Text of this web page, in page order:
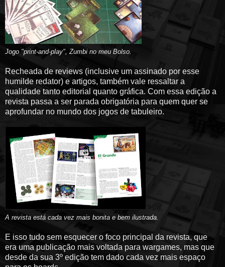
Jogo "print-and-play", Zumbi no meu Bolso.
Recheada de reviews (inclusive um assinado por esse
humilde redator) e artigos, também vale ressaltar a
qualidade tanto editorial quanto gráfica. Com essa edição a
revista passa a ser parada obrigatória para quem quer se
aprofundar no mundo dos jogos de tabuleiro.
A revista está cada vez mais bonita e bem ilustrada.
E isso tudo sem esquecer o foco principal da revista, que
era uma publicação mais voltada para wargames, mas que
desde da sua 3º edição tem dado cada vez mais espaço